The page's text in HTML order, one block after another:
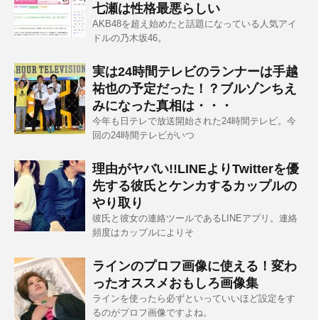
七瀬は性格最悪らしい
AKB48を超え始めたと話題になっている人気アイ
ドルの乃木坂46。
実は24時間テレビのランナーは手越
祐也の予定だった！？ブルゾンちえ
みになった真相は・・・
今年も日テレで放送開始された24時間テレビ。今
回の24時間テレビがいつ
理由がヤバい!!LINEよりTwitterを優
先する彼氏とケンカするカップルの
やり取り
彼氏と彼女の連絡ツールであるLINEアプリ。連絡
頻度はカップルによりそ
ラインのプロフ画像に使える！変わ
ったオススメおもしろ画像集
ラインを使ったら必ずといっていいほど設定をす
るのがプロフ画像ですよね。